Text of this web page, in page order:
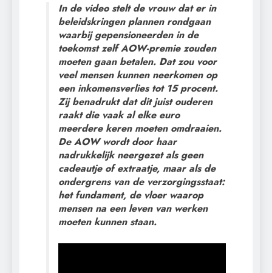
In de video stelt de vrouw dat er in
beleidskringen plannen rondgaan
waarbij gepensioneerden in de
toekomst zelf AOW-premie zouden
moeten gaan betalen. Dat zou voor
veel mensen kunnen neerkomen op
een inkomensverlies tot 15 procent.
Zij benadrukt dat dit juist ouderen
raakt die vaak al elke euro
meerdere keren moeten omdraaien.
De AOW wordt door haar
nadrukkelijk neergezet als geen
cadeautje of extraatje, maar als de
ondergrens van de verzorgingsstaat:
het fundament, de vloer waarop
mensen na een leven van werken
moeten kunnen staan.